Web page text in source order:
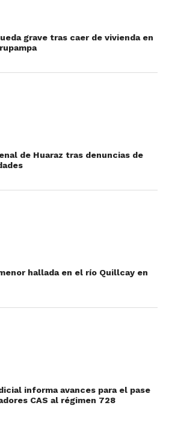
grave tras caer de vivienda en
de Huaraz tras denuncias de
hallada en el río Quillcay en
informa avances para el pase
CAS al régimen 728